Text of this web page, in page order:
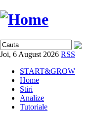
Joi, 6 August 2026 RSS
START&GROW
Home
Stiri
Analize
Tutoriale